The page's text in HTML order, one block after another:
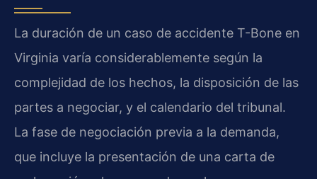
La duración de un caso de accidente T-Bone en
Virginia varía considerablemente según la
complejidad de los hechos, la disposición de las
partes a negociar, y el calendario del tribunal.
La fase de negociación previa a la demanda,
que incluye la presentación de una carta de